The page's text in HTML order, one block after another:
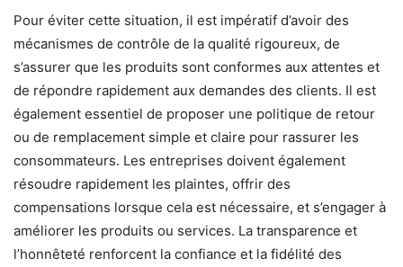
Pour éviter cette situation, il est impératif d’avoir des
mécanismes de contrôle de la qualité rigoureux, de
s’assurer que les produits sont conformes aux attentes et
de répondre rapidement aux demandes des clients. Il est
également essentiel de proposer une politique de retour
ou de remplacement simple et claire pour rassurer les
consommateurs. Les entreprises doivent également
résoudre rapidement les plaintes, offrir des
compensations lorsque cela est nécessaire, et s’engager à
améliorer les produits ou services. La transparence et
l’honnêteté renforcent la confiance et la fidélité des